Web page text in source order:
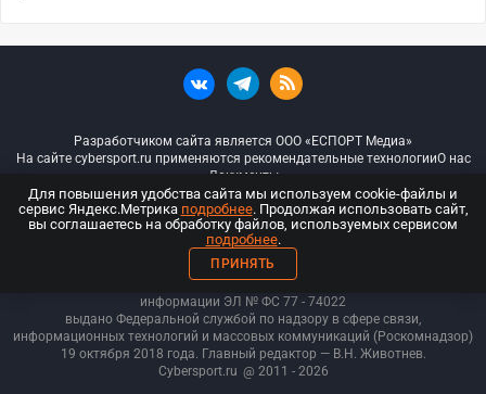
Разработчиком сайта является ООО «ЕСПОРТ Медиа»
На сайте cybersport.ru применяются рекомендательные технологииО нас
Документы
© ООО «Киберспорт.ру» — Все права защищены
18+
ООО «Киберспорт.ру». Свидетельство о регистрации средств массовой
информации ЭЛ № ФС 77 - 74022
выдано Федеральной службой по надзору в сфере связи,
информационных технологий и массовых коммуникаций (Роскомнадзор)
19 октября 2018 года. Главный редактор — В.Н. Животнев.
Cybersport.ru @ 2011 - 2026
Для повышения удобства сайта мы используем cookie-файлы и
сервис Яндекс.Метрика подробнее. Продолжая использовать сайт,
вы соглашаетесь на обработку файлов, используемых сервисом
подробнее.
ПРИНЯТЬ